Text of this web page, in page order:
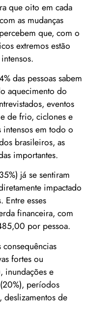
que oito em cada
as mudanças
que, com o
extremos estão
das pessoas sabem
aquecimento do
eventos
de frio, ciclones e
intensos em todo o
brasileiros, as
importantes.
já se sentiram
impactado
Entre esses
financeira, com
por pessoa.
consequências
fortes ou
inundações e
períodos
deslizamentos de